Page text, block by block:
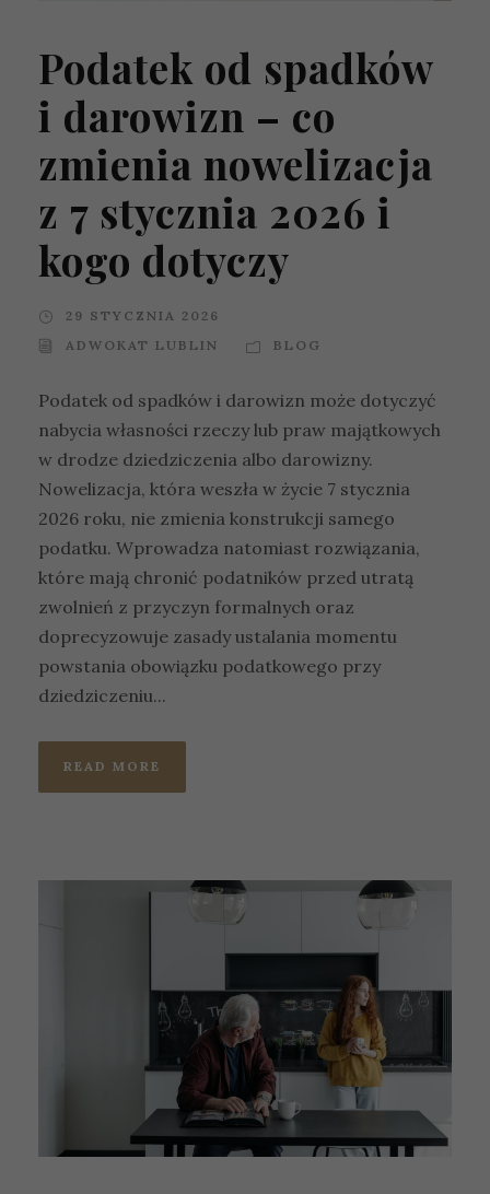
Podatek od spadków
i darowizn – co
zmienia nowelizacja
z 7 stycznia 2026 i
kogo dotyczy
29 STYCZNIA 2026
ADWOKAT LUBLIN
BLOG
Podatek od spadków i darowizn może dotyczyć
nabycia własności rzeczy lub praw majątkowych
w drodze dziedziczenia albo darowizny.
Nowelizacja, która weszła w życie 7 stycznia
2026 roku, nie zmienia konstrukcji samego
podatku. Wprowadza natomiast rozwiązania,
które mają chronić podatników przed utratą
zwolnień z przyczyn formalnych oraz
doprecyzowuje zasady ustalania momentu
powstania obowiązku podatkowego przy
dziedziczeniu...
READ MORE